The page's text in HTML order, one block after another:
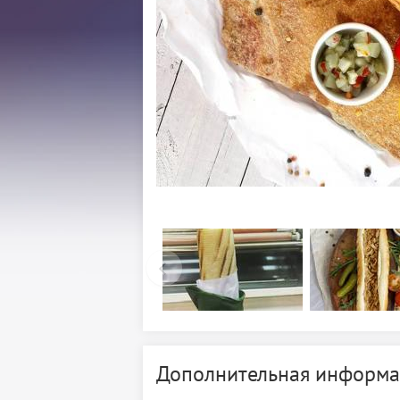
Дополнительная